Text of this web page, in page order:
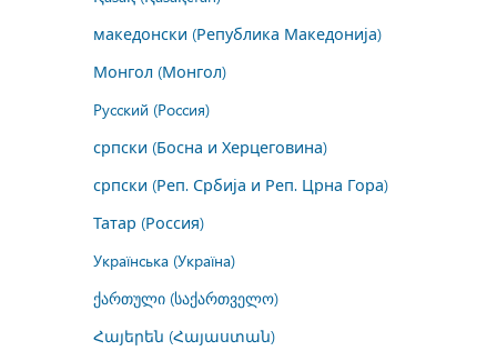
македонски (Република Македонија)
Монгол (Монгол)
Русский (Россия)
српски (Босна и Херцеговина)
српски (Реп. Србија и Реп. Црна Гора)
Татар (Россия)
Українська (Україна)
ქართული (საქართველო)
Հայերեն (Հայաստան)